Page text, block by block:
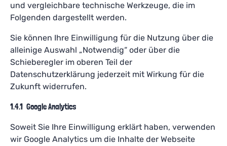
und vergleichbare technische Werkzeuge, die im
Folgenden dargestellt werden.
Sie können Ihre Einwilligung für die Nutzung über die
alleinige Auswahl „Notwendig“ oder über die
Schieberegler im oberen Teil der
Datenschutzerklärung jederzeit mit Wirkung für die
Zukunft widerrufen.
1.4.1 Google Analytics
Soweit Sie Ihre Einwilligung erklärt haben, verwenden
wir Google Analytics um die Inhalte der Webseite